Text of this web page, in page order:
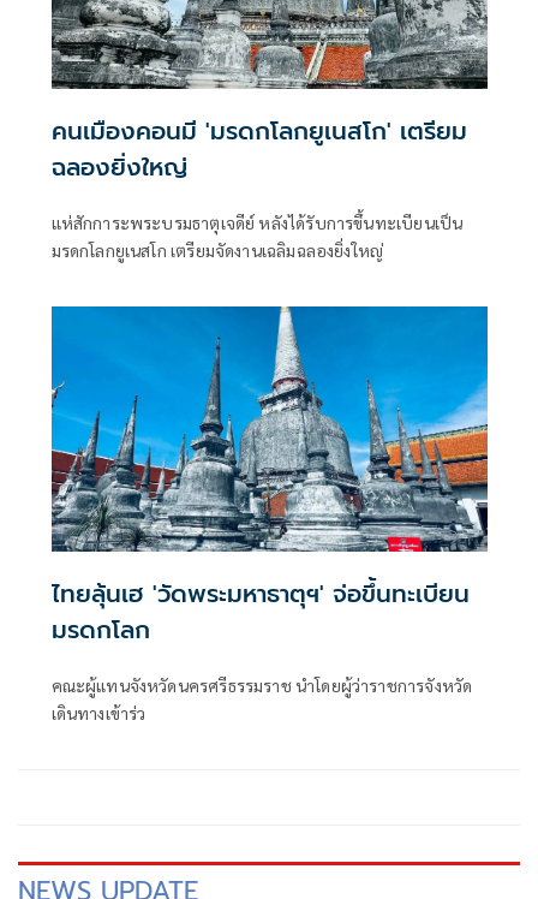
คนเมืองคอนมี 'มรดกโลกยูเนสโก' เตรียม
ฉลองยิ่งใหญ่
แห่สักการะพระบรมธาตุเจดีย์ หลังได้รับการขึ้นทะเบียนเป็น
มรดกโลกยูเนสโก เตรียมจัดงานเฉลิมฉลองยิ่งใหญ่
ไทยลุ้นเฮ 'วัดพระมหาธาตุฯ' จ่อขึ้นทะเบียน
มรดกโลก
คณะผู้แทนจังหวัดนครศรีธรรมราช นำโดยผู้ว่าราชการจังหวัด
เดินทางเข้าร่ว